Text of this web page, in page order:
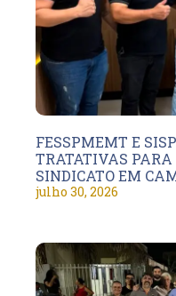
FESSPMEMT E
TRATATIVAS PARA
SINDICATO EM
julho 30, 2026